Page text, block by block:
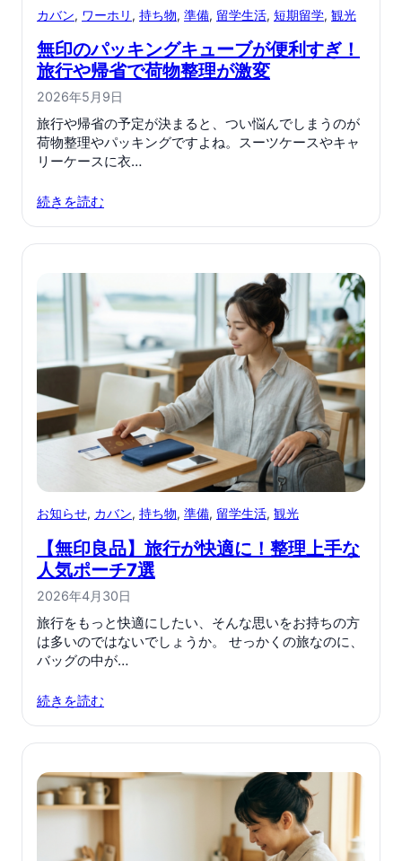
カバン, ワーホリ , 持ち物, 準備, 留学生活, 短期留学, 観光
無印のパッキングキューブが便利すぎ！
旅行や帰省で荷物整理が激変
2026年5月9日
旅行や帰省の予定が決まると、つい悩んでしまうのが
荷物整理やパッキングですよね。スーツケースやキャ
リーケースに衣…
続きを読む
お知らせ, カバン, 持ち物, 準備, 留学生活, 観光
【無印良品】旅行が快適に！整理上手な
人気ポーチ7選
2026年4月30日
旅行をもっと快適にしたい、そんな思いをお持ちの方
は多いのではないでしょうか。 せっかくの旅なのに、
バッグの中が…
続きを読む